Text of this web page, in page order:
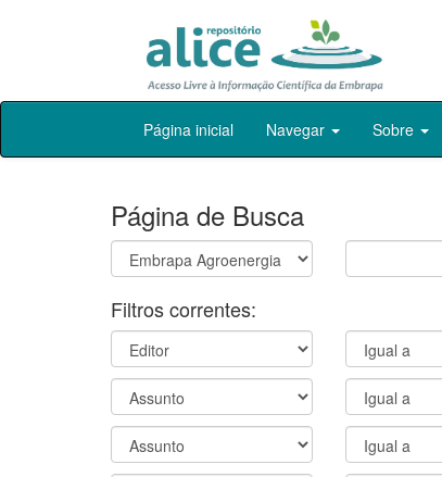
Skip
Página inicial Navegar Sobre
Página de Busca
Filtros correntes: